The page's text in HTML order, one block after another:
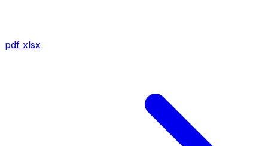
pdf xlsx